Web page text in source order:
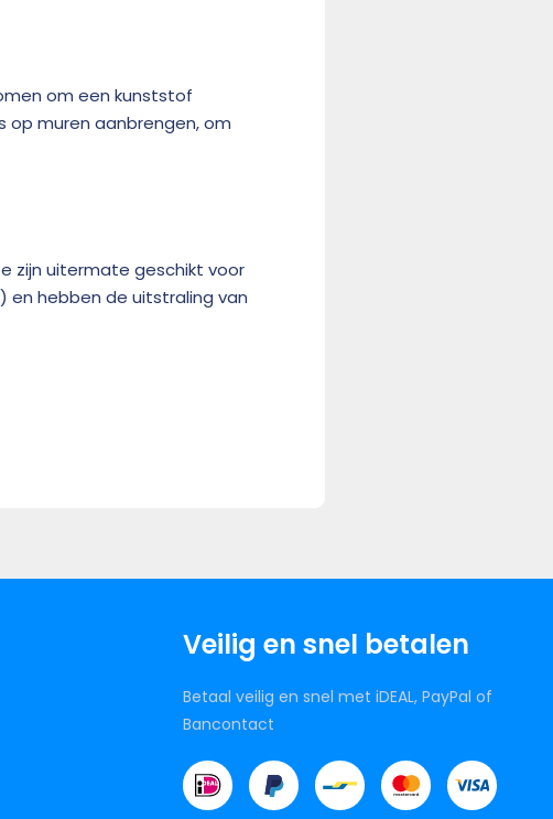
om een kunststof
op muren aanbrengen, om
zijn uitermate geschikt voor
en hebben de uitstraling van
Veilig en snel betalen
Betaal veilig en snel met iDEAL, PayPal of
Bancontact